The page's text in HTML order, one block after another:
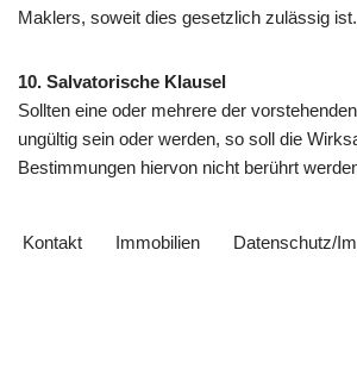
Maklers, soweit dies gesetzlich zulässig ist.
10. Salvatorische Klausel
Sollten eine oder mehrere der
ungültig sein oder werden, so soll die
Bestimmungen hiervon nicht berührt
Kontakt Immobilien Datenschutz/